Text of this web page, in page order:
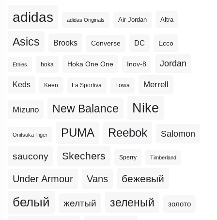
adidas adidas Originals Air Jordan Altra
Asics Brooks Converse DC Ecco
Etnies hoka Hoka One One Inov-8 Jordan
Keds Keen La Sportiva Lowa Merrell
Mizuno New Balance Nike
Onitsuka Tiger PUMA Reebok Salomon
saucony Skechers Sperry Timberland
Under Armour Vans бежевый
белый желтый зеленый золото